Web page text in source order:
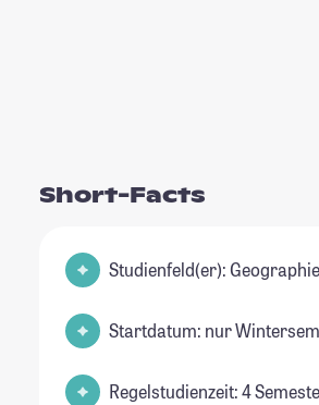
Short-Facts
Studienfeld(er): Geographie
Startdatum: nur
Regelstudienzeit: 4